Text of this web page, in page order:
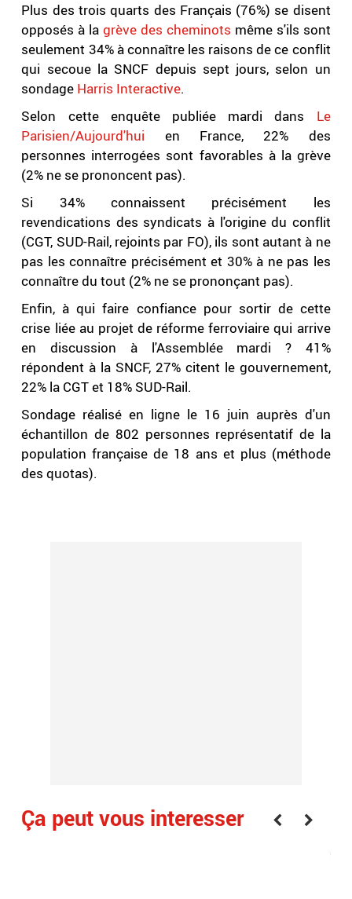
Plus des trois quarts des Français (76%) se disent
opposés à lagrève des cheminots même s'ils sont
seulement 34% à connaître les raisons de ce conflit
qui secoue la SNCF depuis sept jours, selon un
sondage Harris Interactive.
Selon cette enquête publiée mardi dans Le
Parisien/Aujourd'hui en France, 22% des
personnes interrogées sont favorables à la grève
(2% ne se prononcent pas).
Si 34% connaissent précisément les
revendications des syndicats à l'origine du conflit
(CGT, SUD-Rail, rejoints par FO), ils sont autant à ne
pas les connaître précisément et 30% à ne pas les
connaître du tout (2% ne se prononçant pas).
Enfin, à qui faire confiance pour sortir de cette
crise liée au projet de réforme ferroviaire qui arrive
en discussion à l'Assemblée mardi ? 41%
répondent à la SNCF, 27% citent le gouvernement,
22% la CGT et 18% SUD-Rail.
Sondage réalisé en ligne le 16 juin auprès d'un
échantillon de 802 personnes représentatif de la
population française de 18 ans et plus (méthode
des quotas).
Ça peut vous interesser